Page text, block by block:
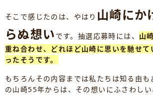
そこで感じたのは、やはり 山崎にか
らぬ想い です。抽選応募時には、 山
重ね合わせ、どれほど山崎に思いを馳せて
ったそうです。
もちろんその内容までは私たちは知る由も
の山崎55年からは、その想いにふさわし